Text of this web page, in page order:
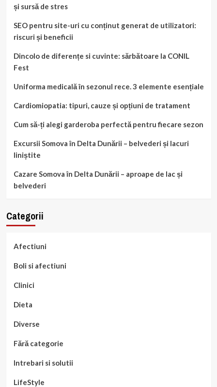
și sursă de stres
SEO pentru site-uri cu conținut generat de utilizatori:
riscuri și beneficii
Dincolo de diferențe si cuvinte: sărbătoare la CONIL
Fest
Uniforma medicală în sezonul rece. 3 elemente esențiale
Cardiomiopatia: tipuri, cauze și opțiuni de tratament
Cum să-ți alegi garderoba perfectă pentru fiecare sezon
Excursii Somova în Delta Dunării – belvederi și lacuri
liniștite
Cazare Somova în Delta Dunării – aproape de lac și
belvederi
Categorii
Afectiuni
Boli si afectiuni
Clinici
Dieta
Diverse
Fără categorie
Intrebari si solutii
LifeStyle